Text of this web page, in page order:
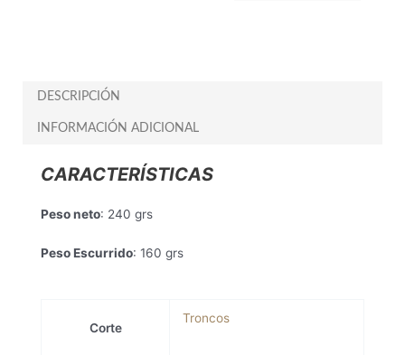
DESCRIPCIÓN
INFORMACIÓN ADICIONAL
CARACTERÍSTICAS
Peso neto: 240 grs
Peso Escurrido: 160 grs
Corte
Troncos